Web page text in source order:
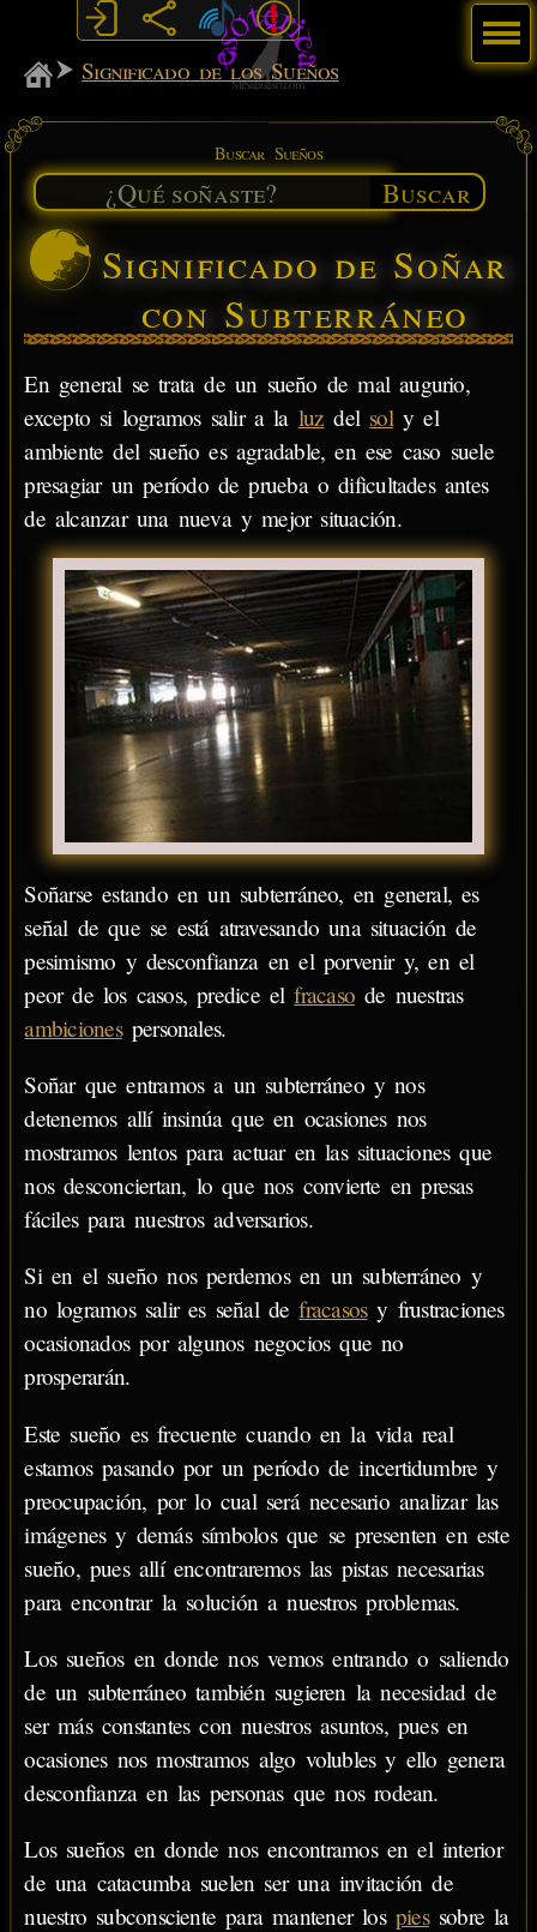
MiSabueso
Significado de los Sueños
Buscar Sueños
Buscar
Significado de Soñar
con Subterráneo
En general se trata de un sueño de mal augurio,
excepto si logramos salir a la luz del soly el
ambiente del sueño es agradable, en ese caso suele
presagiar un período de prueba o dificultades antes
de alcanzar una nueva y mejor situación.
Soñarse estando en un subterráneo, en general, es
señal de que se está atravesando una situación de
pesimismo y desconfianza en el porvenir y, en el
peor de los casos, predice elfracaso de nuestras
ambicionespersonales.
Soñar que entramos a un subterráneo y nos
detenemos allí insinúa que en ocasiones nos
mostramos lentos para actuar en las situaciones que
nos desconciertan, lo que nos convierte en presas
fáciles para nuestros adversarios.
Si en el sueño nos perdemos en un subterráneo y
no logramos salir es señal defracasosy frustraciones
ocasionados por algunos negocios que no
prosperarán.
Este sueño es frecuente cuando en la vida real
estamos pasando por un período de incertidumbre y
preocupación, por lo cual será necesario analizar las
imágenes y demás símbolos que se presenten en este
sueño, pues allí encontraremos las pistas necesarias
para encontrar la solución a nuestros problemas.
Los sueños en donde nos vemos entrando o saliendo
de un subterráneo también sugieren la necesidad de
ser más constantes con nuestros asuntos, pues en
ocasiones nos mostramos algo volubles y ello genera
desconfianza en las personas que nos rodean.
Los sueños en donde nos encontramos en el interior
de una catacumba suelen ser una invitación de
nuestro subconsciente para mantener los piessobre la
Menú